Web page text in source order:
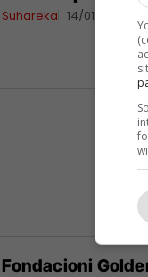
Suhareka 14/01/2025
Fondacioni